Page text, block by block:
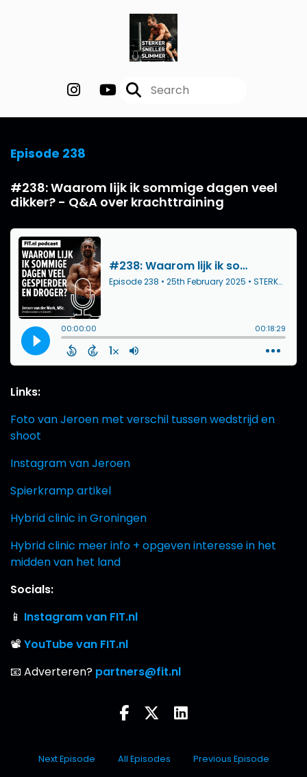
Episode 238
#238: Waarom lijk ik sommige dagen veel
dikker? - Q&A over krachttraining
Links:
Foto van Jeroen met verschil tussen wedstrijd en
shoot
Instagram van Jeroen
Spierkramp artikel
Hybrid clinic in Groningen
Hybrid clinic meer info + opgeven interesse in het
midden van het land
Socials:
📱 Instagram van FIT.nl
📽 YouTube van FIT.nl
📧 Adverteren? partners@fit.nl
Next Episode All Episodes Previous Episode